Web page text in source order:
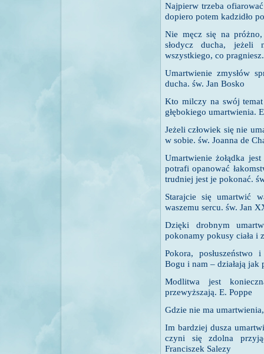
Najpierw trzeba
dopiero potem kadzidło
Nie męcz się na
słodycz ducha, jeżeli
wszystkiego, co
Umartwienie zmysłów
ducha. św. Jan Bosko
Kto milczy na swój
głębokiego umartwienia.
Jeżeli człowiek się nie
w sobie. św. Joanna de
Umartwienie żołądka
potrafi opanować
trudniej jest je pokonać.
Starajcie się umartwić
waszemu sercu. św. Jan
Dzięki drobnym
pokonamy pokusy ciała i
Pokora, posłuszeństwo
Bogu i nam – działają jak
Modlitwa jest
przewyższają. E. Poppe
Gdzie nie ma
Im bardziej dusza
czyni się zdolna
Franciszek Salezy